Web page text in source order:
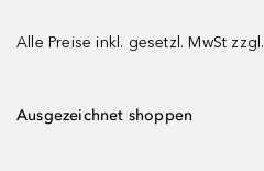
Alle Preise inkl. gesetzl. MwSt zzgl.
Ausgezeichnet shoppen